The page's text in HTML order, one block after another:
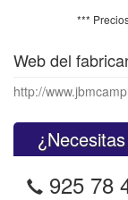
***
Web del
http://
925 78